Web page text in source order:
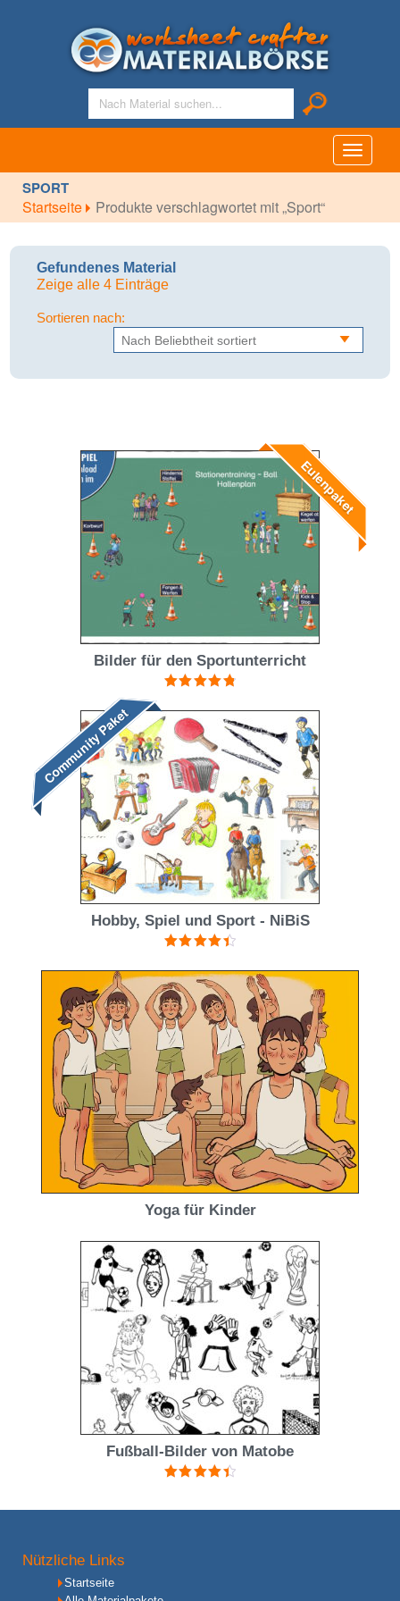
Toggle
SPORT
Startseite Produkte verschlagwortet mit „Sport“
Gefundenes Material
Zeige alle 4 Einträge
Sortieren nach:
Eulenpaket
Bilder für den Sportunterricht
4.88von 5
Community Paket
Hobby, Spiel und Sport - NiBiS
mit4.50
von 5
Yoga für Kinder
Fußball-Bilder von Matobe
von 5
Nützliche Links
Startseite